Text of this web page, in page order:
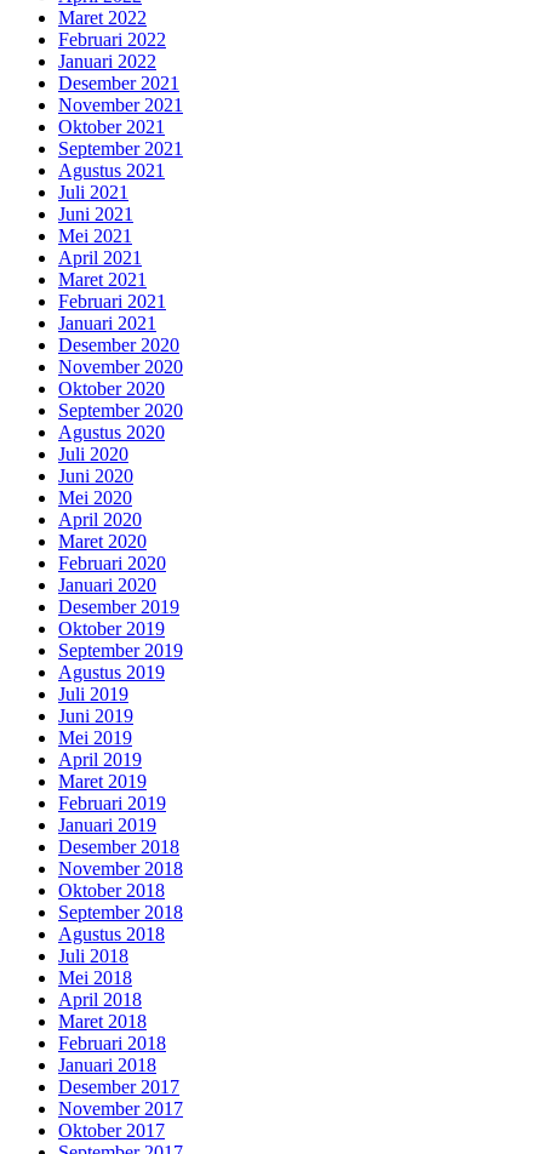
Maret 2022
Februari 2022
Januari 2022
Desember 2021
November 2021
Oktober 2021
September 2021
Agustus 2021
Juli 2021
Juni 2021
Mei 2021
April 2021
Maret 2021
Februari 2021
Januari 2021
Desember 2020
November 2020
Oktober 2020
September 2020
Agustus 2020
Juli 2020
Juni 2020
Mei 2020
April 2020
Maret 2020
Februari 2020
Januari 2020
Desember 2019
Oktober 2019
September 2019
Agustus 2019
Juli 2019
Juni 2019
Mei 2019
April 2019
Maret 2019
Februari 2019
Januari 2019
Desember 2018
November 2018
Oktober 2018
September 2018
Agustus 2018
Juli 2018
Mei 2018
April 2018
Maret 2018
Februari 2018
Januari 2018
Desember 2017
November 2017
Oktober 2017